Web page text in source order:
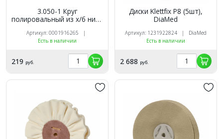
3.050-1 Круг
полировальный из х/б нити
Артикул: 0001916265 |
Есть в наличии
219 руб.
Диски Klettfix P8 (5шт),
DiaMed
Артикул: 1231922824 | DiaMed
Есть в наличии
2 688 руб.